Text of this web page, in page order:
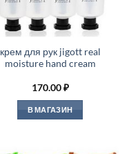
крем для рук jigott real
moisture hand cream
170.00₽
В МАГАЗИН